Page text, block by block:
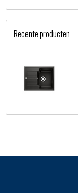
Recente producten